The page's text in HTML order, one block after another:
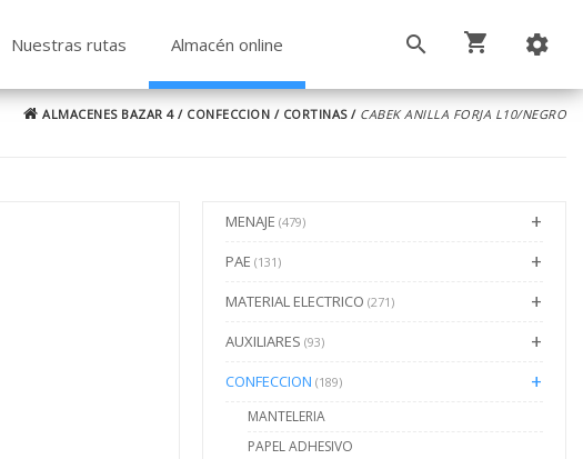
Nuestras rutas Almacén online
ALMACENES BAZAR 4/ CONFECCION / CORTINAS/ CABEK ANILLA FORJA L10/NEGRO
MENAJE (479)
PAE (131)
MATERIAL ELECTRICO (271)
AUXILIARES (93)
CONFECCION (189)
MANTELERIA
PAPEL ADHESIVO